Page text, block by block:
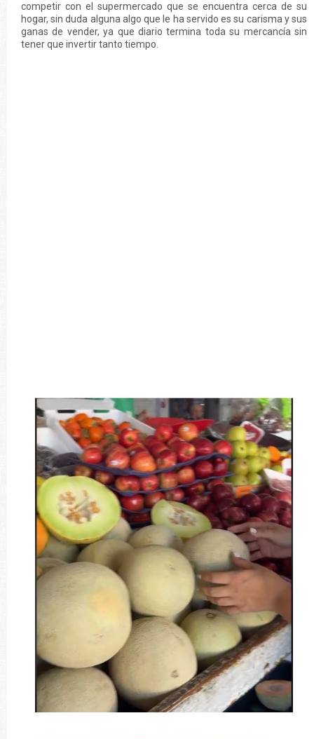
competir con el supermercado que se encuentra cerca de su
hogar, sin duda alguna algo que le ha servido es su carisma y sus
ganas de vender, ya que diario termina toda su mercancía sin
tener que invertir tanto tiempo.